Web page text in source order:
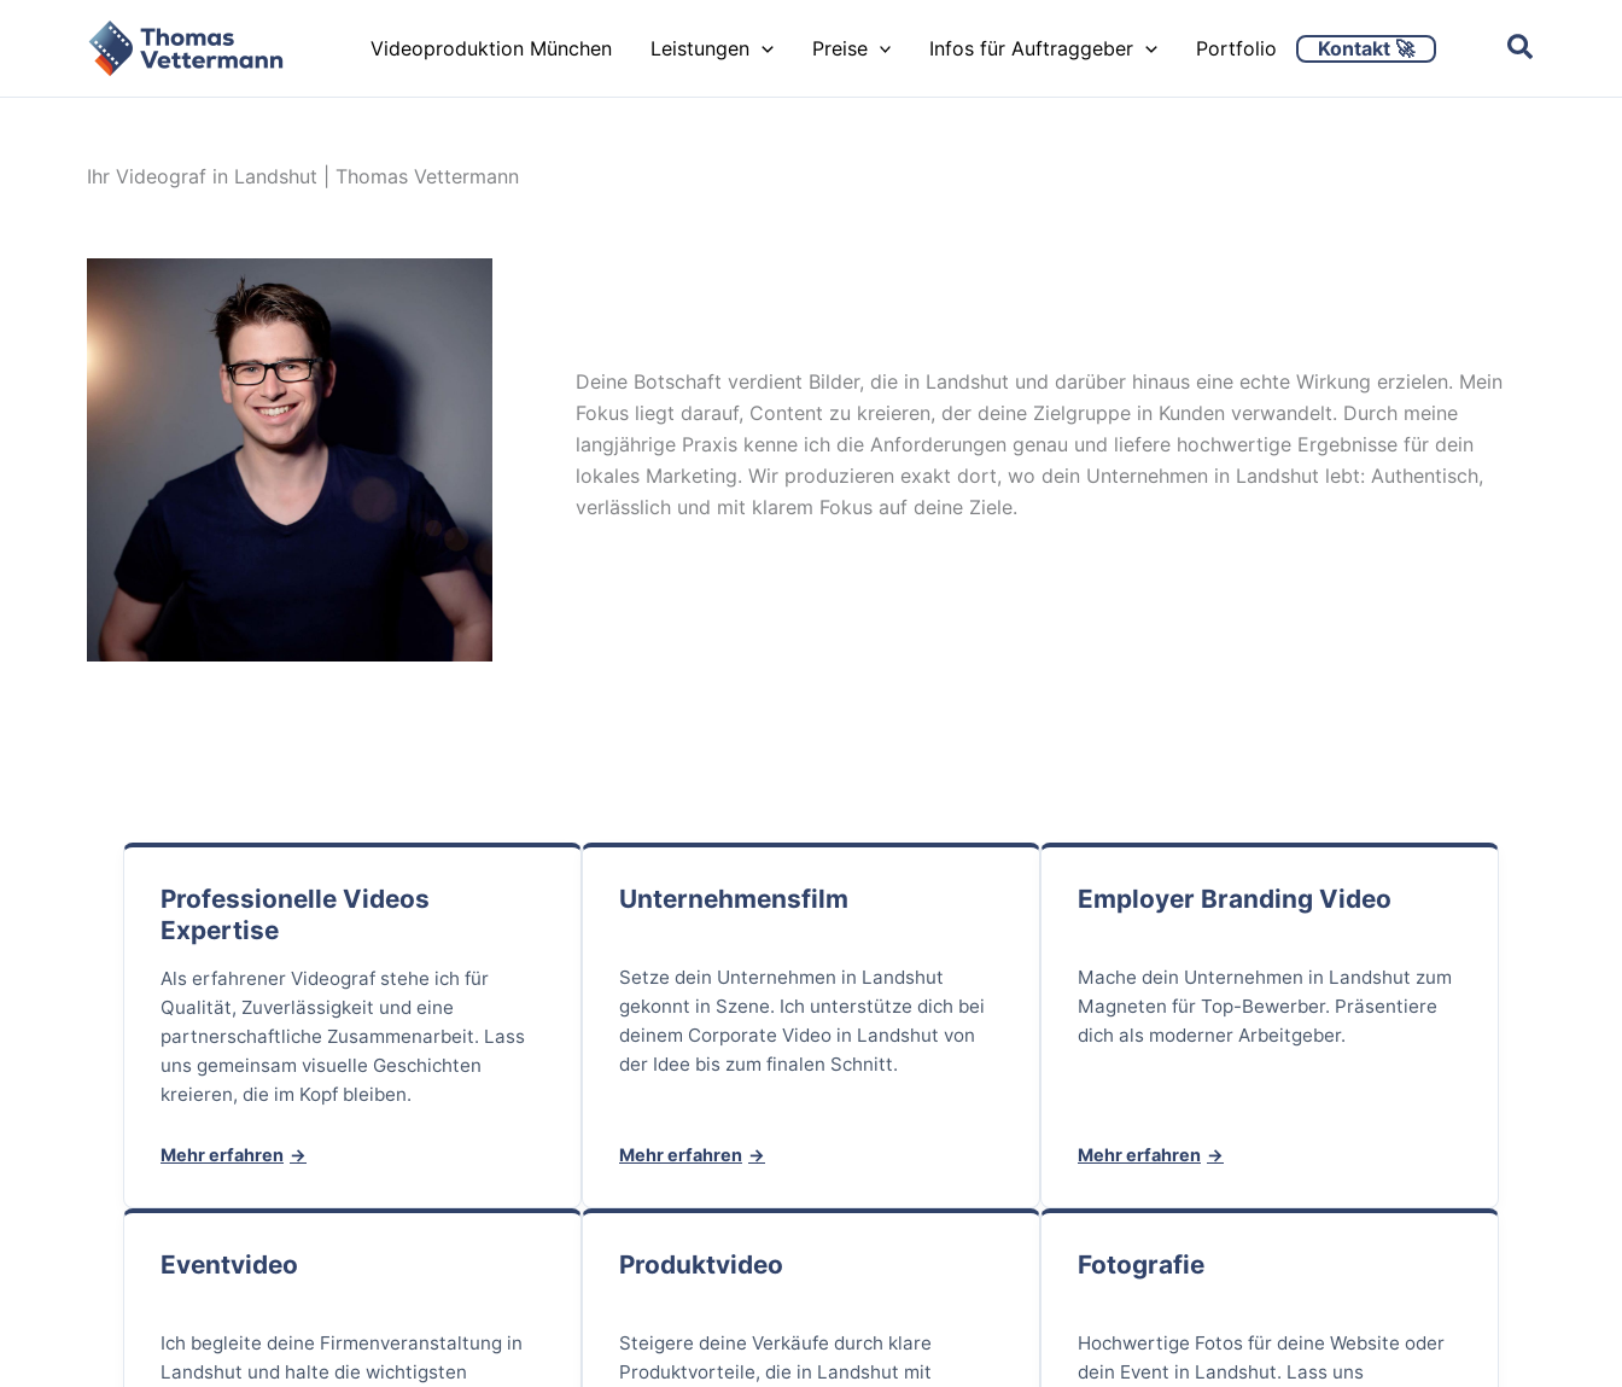
Videoproduktion München Leistungen Preise Infos für Auftraggeber Portfolio Kontakt 🚀
Ihr Videograf in Landshut | Thomas Vettermann
Deine Botschaft verdient Bilder, die in Landshut und darüber hinaus eine echte Wirkung erzielen. Mein
Fokus liegt darauf, Content zu kreieren, der deine Zielgruppe in Kunden verwandelt. Durch meine
langjährige Praxis kenne ich die Anforderungen genau und liefere hochwertige Ergebnisse für dein
lokales Marketing. Wir produzieren exakt dort, wo dein Unternehmen in Landshut lebt: Authentisch,
verlässlich und mit klarem Fokus auf deine Ziele.
Professionelle Videos
Expertise
Als erfahrener Videograf stehe ich für
Qualität, Zuverlässigkeit und eine
partnerschaftliche Zusammenarbeit. Lass
uns gemeinsam visuelle Geschichten
kreieren, die im Kopf bleiben.
Mehr erfahren
Unternehmensfilm
Setze dein Unternehmen in Landshut
gekonnt in Szene. Ich unterstütze dich bei
deinem Corporate Video in Landshut von
der Idee bis zum finalen Schnitt.
Mehr erfahren
Employer Branding Video
Mache dein Unternehmen in Landshut zum
Magneten für Top-Bewerber. Präsentiere
dich als moderner Arbeitgeber.
Mehr erfahren
Eventvideo
Ich begleite deine Firmenveranstaltung in
Landshut und halte die wichtigsten
Produktvideo
Steigere deine Verkäufe durch klare
Produktvorteile, die in Landshut mit
Fotografie
Hochwertige Fotos für deine Website oder
dein Event in Landshut. Lass uns